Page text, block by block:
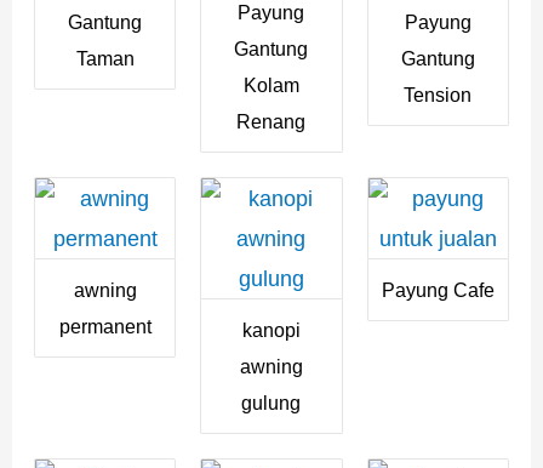
Gantung
Taman
Payung
Gantung
Kolam
Renang
Payung
Gantung
Tension
awning
permanent
kanopi
awning
gulung
Payung Cafe